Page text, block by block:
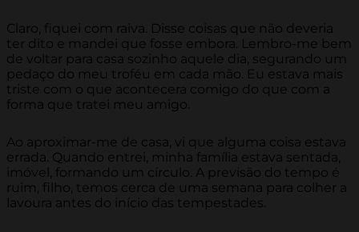
Claro, fiquei com raiva. Disse coisas que não deveria
ter dito e mandei que fosse embora. Lembro-me bem
de voltar para casa sozinho aquele dia, segurando um
pedaço do meu troféu em cada mão. Eu estava mais
triste com o que acontecera comigo do que com a
forma que tratei meu amigo.
Ao aproximar-me de casa, vi que alguma coisa estava
errada. Quando entrei, minha família estava sentada,
imóvel, formando um círculo. A previsão do tempo é
ruim, filho, temos cerca de uma semana para colher a
lavoura antes do início das tempestades.